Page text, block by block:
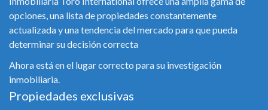
opciones, una lista de propiedades constantemente
actualizada y una tendencia del mercado para que pueda
determinar su decisión correcta
Ahora está en el lugar correcto para su investigación
inmobiliaria.
Propiedades exclusivas